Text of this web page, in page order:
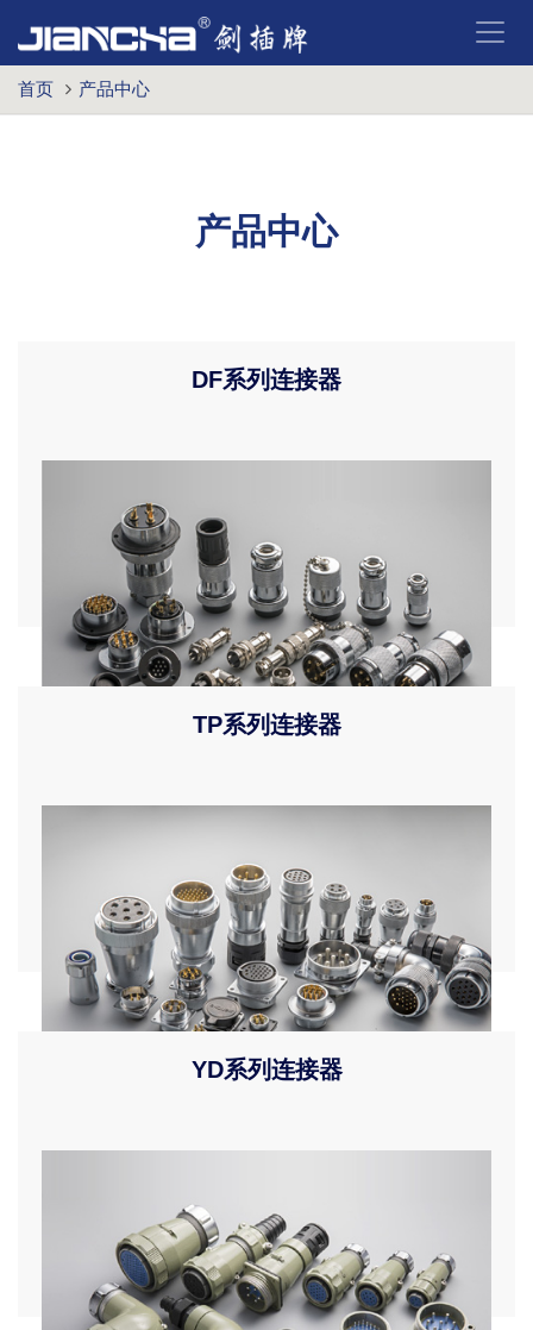
首页 产品中心
产品中心
DF系列连接器
TP系列连接器
YD系列连接器